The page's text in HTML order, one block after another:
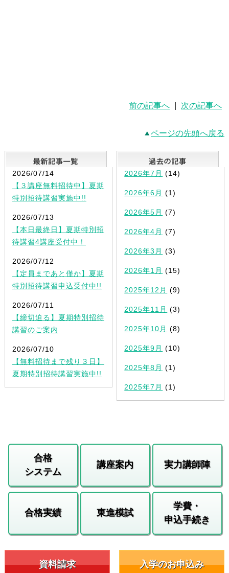
前の記事へ 次の記事へ
ページの先頭へ戻る
最新記事一覧
2026/07/14
【３講座無料招待中】夏期
特別招待講習実施中!!
2026/07/13
【本日最終日】夏期特別招
待講習4講座受付中！
2026/07/12
【定員まであと僅か】夏期
特別招待講習申込受付中!!
2026/07/11
【締切迫る】夏期特別招待
講習のご案内
2026/07/10
【無料招待まで残り３日】
夏期特別招待講習実施中!!
2026年7月 (14)
2026年6月 (1)
2026年5月 (7)
2026年4月 (7)
2026年3月 (3)
2026年1月 (15)
2025年12月 (9)
2025年11月 (3)
2025年10月 (8)
2025年9月 (10)
2025年8月 (1)
2025年7月 (1)
合格
システム
講座案内 実力講師陣
合格実績 東進模試
学費・
申込手続き
資料請求 入学のお申込み